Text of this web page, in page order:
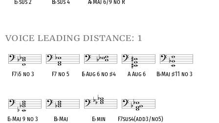
E♭sus 2 B♭sus 4 A♭Maj 6/9 no R
voice leading distance: 1
F7♭5 no 3 F7 no 5 E♭Aug 6 no♯4 A Aug 6 B♭Maj♯11 no 3
E♭Maj 9 no 3 B♭Maj E♭min F7sus4(add3/no5)